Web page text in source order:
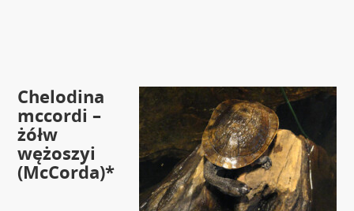
Chelodina
mccordi –
żółw
wężoszyi
(McCorda)*